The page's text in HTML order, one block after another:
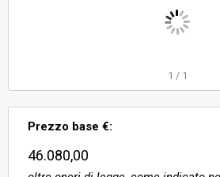
1 / 1
Prezzo base €:
46.080,00